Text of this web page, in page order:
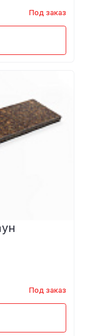
Под заказ
Под заказ